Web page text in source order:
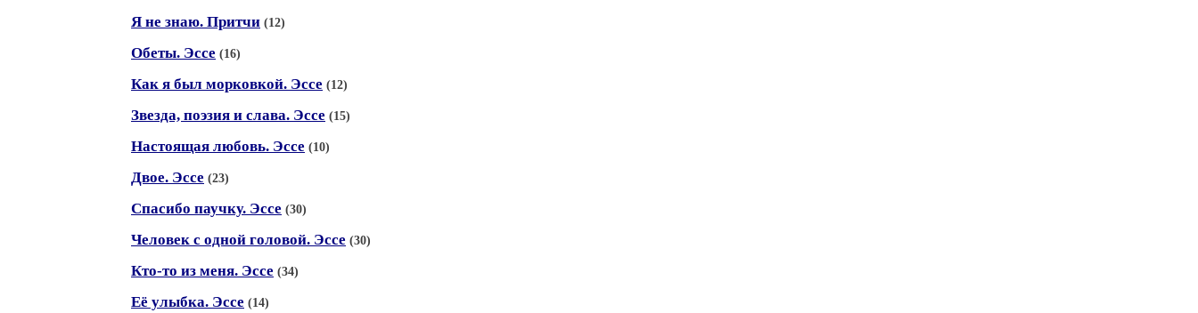
Я не знаю. Притчи (12)
Обеты. Эссе (16)
Как я был морковкой. Эссе (12)
Звезда, поэзия и слава. Эссе (15)
Настоящая любовь. Эссе (10)
Двое. Эссе (23)
Спасибо паучку. Эссе (30)
Человек с одной головой. Эссе (30)
Кто-то из меня. Эссе (34)
Её улыбка. Эссе (14)